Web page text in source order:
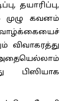
தயாரிப்பு,
முழு கவனம்
வாழ்க்கையைச்
விவாகரத்து
அதையெல்லாம்
பிஸியாக